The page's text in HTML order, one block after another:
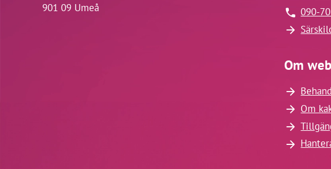
901 09 Umeå
090-
Om
Om